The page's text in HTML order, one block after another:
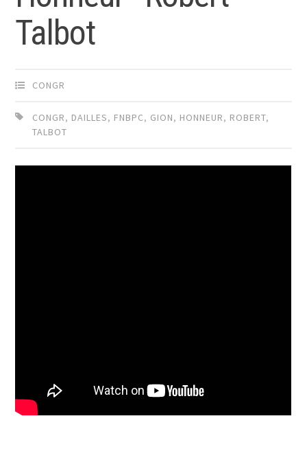
Talbot
CONGR
CONGR, DAILLES, FNBPC, GION, HONNEUR, ROBERT,
TALBOT